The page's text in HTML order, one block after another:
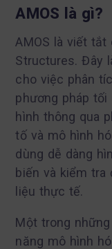
AMOS là gì?
AMOS là viết
Structures. Đây
cho việc phân
phương pháp
hình thông qua
tố và mô hình
dùng dễ dàng
biến và kiểm tra
liệu thực tế.
Một trong
năng mô hình